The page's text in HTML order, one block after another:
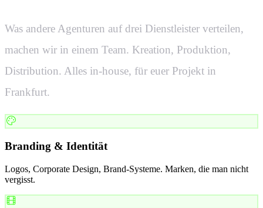
Was andere Agenturen auf drei Dienstleister verteilen,
machen wir in einem Team. Kreation, Produktion,
Distribution. Alles in-house, für euer Projekt in
Frankfurt.
Branding & Identität
Logos, Corporate Design, Brand-Systeme. Marken, die man nicht
vergisst.